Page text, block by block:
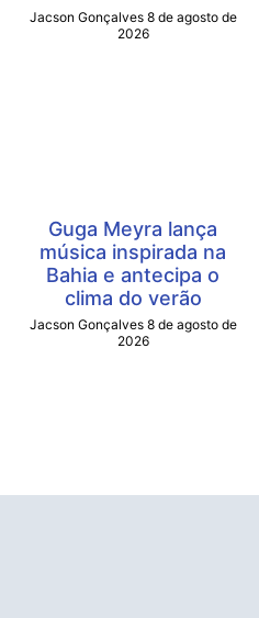
Jacson Gonçalves 8 de agosto de
2026
Guga Meyra lança
música inspirada na
Bahia e antecipa o
clima do verão
Jacson Gonçalves 8 de agosto de
2026